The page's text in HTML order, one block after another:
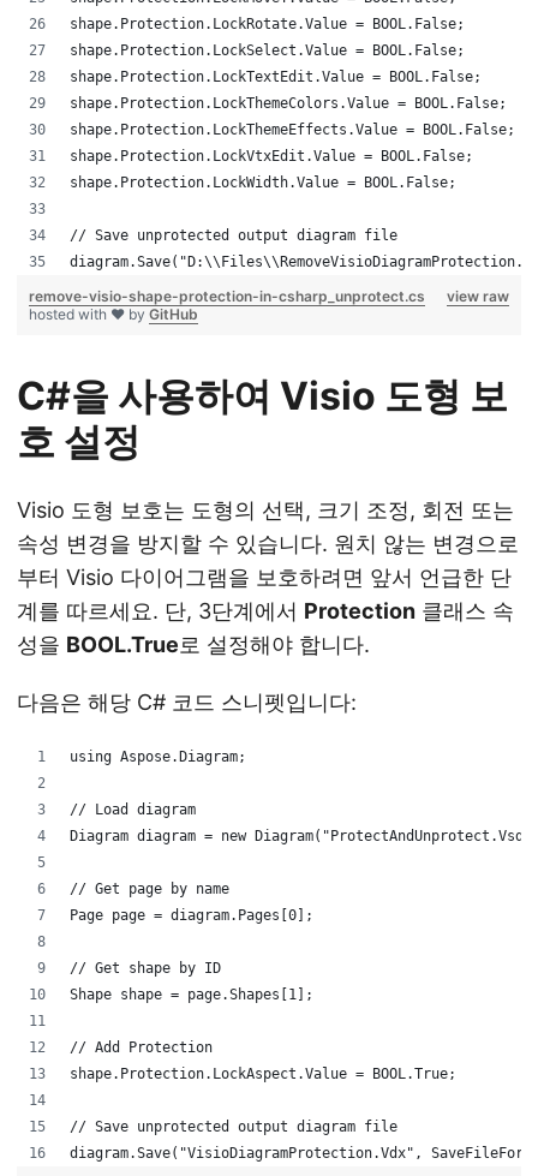
shape.Protection.LockRotate.Value = BOOL.False;
shape.Protection.LockSelect.Value = BOOL.False;
shape.Protection.LockTextEdit.Value = BOOL.False;
shape.Protection.LockThemeColors.Value = BOOL.False;
shape.Protection.LockThemeEffects.Value = BOOL.False;
shape.Protection.LockVtxEdit.Value = BOOL.False;
shape.Protection.LockWidth.Value = BOOL.False;
// Save unprotected output diagram file
view raw
remove-visio-shape-protection-in-csharp_unprotect.cs
hosted with ❤ by GitHub
C#을 사용하여 Visio 도형 보
호 설정
Visio 도형 보호는 도형의 선택, 크기 조정, 회전 또는
속성 변경을 방지할 수 있습니다. 원치 않는 변경으로
부터 Visio 다이어그램을 보호하려면 앞서 언급한 단
계를 따르세요. 단, 3단계에서 Protection 클래스 속
성을 BOOL.True로 설정해야 합니다.
다음은 해당 C# 코드 스니펫입니다:
using Aspose.Diagram;
// Load diagram
Diagram diagram = new
// Get page by name
Page page = diagram.Pages[0];
// Get shape by ID
Shape shape = page.Shapes[1];
// Add Protection
shape.Protection.LockAspect.Value = BOOL.True;
// Save unprotected output diagram file
diagram.Save("VisioDiagramProtection.Vdx",